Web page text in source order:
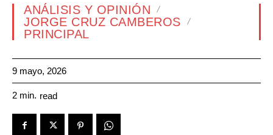
ANÁLISIS Y OPINIÓN
JORGE CRUZ CAMBEROS
PRINCIPAL
9 mayo, 2026
2 min. read